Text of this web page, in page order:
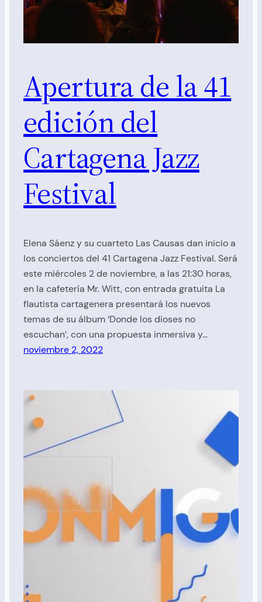
Apertura de la 41
edición del
Cartagena Jazz
Festival
Elena Sáenz y su cuarteto Las Causas dan inicio a
los conciertos del 41 Cartagena Jazz Festival. Será
este miércoles 2 de noviembre, a las 21:30 horas,
en la cafetería Mr. Witt, con entrada gratuita La
flautista cartagenera presentará los nuevos
temas de su álbum ‘Donde los dioses no
escuchan’, con una propuesta inmersiva y…
noviembre 2, 2022